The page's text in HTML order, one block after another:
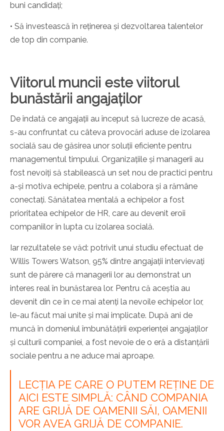
buni candidați;
• Să investească în reținerea și dezvoltarea talentelor
de top din companie.
Viitorul muncii este viitorul
bunăstării angajaților
De îndată ce angajații au început să lucreze de acasă,
s-au confruntat cu câteva provocări aduse de izolarea
socială sau de găsirea unor soluții eficiente pentru
managementul timpului. Organizațiile și managerii au
fost nevoiți să stabilească un set nou de practici pentru
a-și motiva echipele, pentru a colabora și a rămâne
conectați. Sănătatea mentală a echipelor a fost
prioritatea echipelor de HR, care au devenit eroii
companiilor în lupta cu izolarea socială.
Iar rezultatele se văd: potrivit unui studiu efectuat de
Willis Towers Watson, 95% dintre angajații intervievați
sunt de părere că managerii lor au demonstrat un
interes real în bunăstarea lor. Pentru că aceștia au
devenit din ce în ce mai atenți la nevoile echipelor lor,
le-au făcut mai unite și mai implicate. După ani de
muncă în domeniul îmbunătățirii experienței angajaților
și culturii companiei, a fost nevoie de o eră a distanțării
sociale pentru a ne aduce mai aproape.
LECȚIA PE CARE O PUTEM REȚINE DE
AICI ESTE SIMPLĂ: CÂND COMPANIA
ARE GRIJĂ DE OAMENII SĂI, OAMENII
VOR AVEA GRIJĂ DE COMPANIE.